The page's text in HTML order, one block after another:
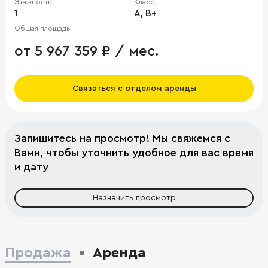
Этажность
1
Класс
A, B+
Общая площадь
от 5 967 359 ₽ / мес.
Связаться с отделом аренды
Запишитесь на просмотр! Мы свяжемся с
Вами, чтобы уточнить удобное для вас время
и дату
Назначить просмотр
Продажа Аренда